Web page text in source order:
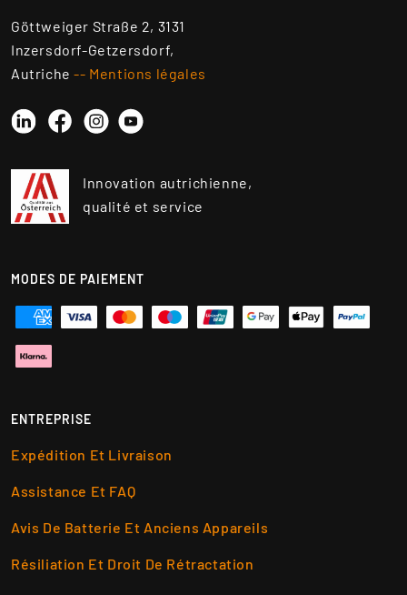
Göttweiger Straße 2, 3131
Inzersdorf-Getzersdorf,
Autriche-- Mentions légales
LinkedinFacebookInstagram
YouTube
Innovation autrichienne,
qualité et service
MODES DE PAIEMENT
ENTREPRISE
Expédition Et Livraison
Assistance Et FAQ
Avis De Batterie Et Anciens Appareils
Résiliation Et Droit De Rétractation